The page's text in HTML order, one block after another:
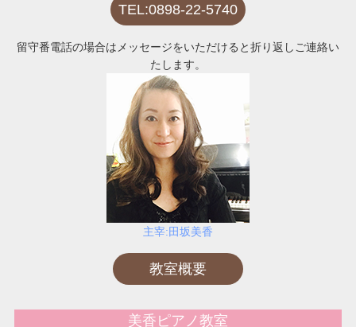
TEL:0898-22-5740
留守番電話の場合はメッセージをいただけると折り返しご連絡い
たします。
主宰:田坂美香
教室概要
美香ピアノ教室